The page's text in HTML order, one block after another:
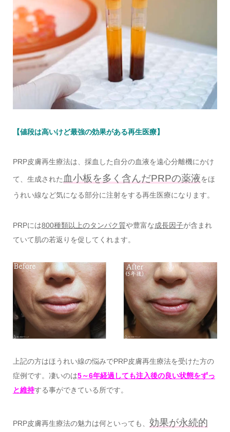
【値段は高いけど最強の効果がある再生医療】
PRP皮膚再生療法は、採血した自分の血液を遠心分離機にかけ
て、生成された 血小板を多く含んだPRPの薬液をほ
うれい線など気になる部分に注射をする再生医療になります。
PRPには800種類以上のタンパク質や豊富な成長因子が含まれ
ていて肌の若返りを促してくれます。
上記の方はほうれい線の悩みでPRP皮膚再生療法を受けた方の
症例です。凄いのは5～6年経過しても注入後の良い状態をずっ
と維持する事ができている所です。
PRP皮膚再生療法の魅力は何といっても、 効果が永続的